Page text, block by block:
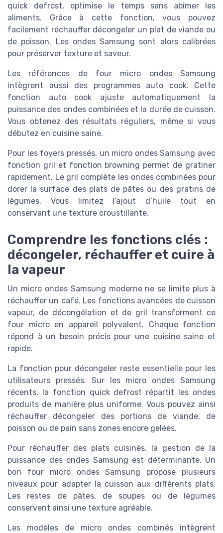
quick defrost, optimise le temps sans abîmer les
aliments. Grâce à cette fonction, vous pouvez
facilement réchauffer décongeler un plat de viande ou
de poisson. Les ondes Samsung sont alors calibrées
pour préserver texture et saveur.
Les références de four micro ondes Samsung
intègrent aussi des programmes auto cook. Cette
fonction auto cook ajuste automatiquement la
puissance des ondes combinées et la durée de cuisson.
Vous obtenez des résultats réguliers, même si vous
débutez en cuisine saine.
Pour les foyers pressés, un micro ondes Samsung avec
fonction gril et fonction browning permet de gratiner
rapidement. Le gril complète les ondes combinées pour
dorer la surface des plats de pâtes ou des gratins de
légumes. Vous limitez l’ajout d’huile tout en
conservant une texture croustillante.
Comprendre les fonctions clés :
décongeler, réchauffer et cuire à
la vapeur
Un micro ondes Samsung moderne ne se limite plus à
réchauffer un café. Les fonctions avancées de cuisson
vapeur, de décongélation et de gril transforment ce
four micro en appareil polyvalent. Chaque fonction
répond à un besoin précis pour une cuisine saine et
rapide.
La fonction pour décongeler reste essentielle pour les
utilisateurs pressés. Sur les micro ondes Samsung
récents, la fonction quick defrost répartit les ondes
produits de manière plus uniforme. Vous pouvez ainsi
réchauffer décongeler des portions de viande, de
poisson ou de pain sans zones encore gelées.
Pour réchauffer des plats cuisinés, la gestion de la
puissance des ondes Samsung est déterminante. Un
bon four micro ondes Samsung propose plusieurs
niveaux pour adapter la cuisson aux différents plats.
Les restes de pâtes, de soupes ou de légumes
conservent ainsi une texture agréable.
Les modèles de micro ondes combinés intègrent